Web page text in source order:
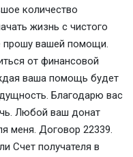
количество
жизнь с чистого
прошу вашей помощи.
от финансовой
ваша помощь будет
Благодарю вас
Любой ваш донат
меня. Договор 22339.
Счет получателя в